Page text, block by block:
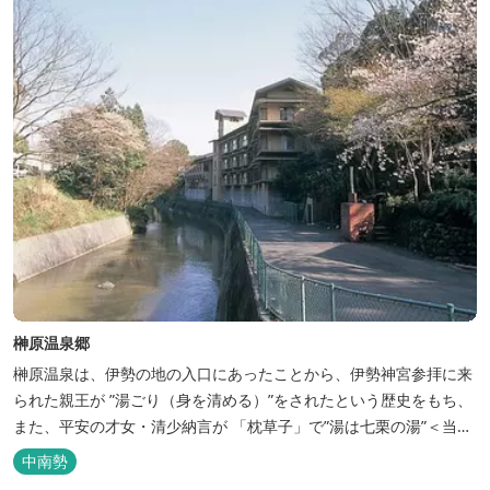
榊原温泉郷
榊原温泉は、伊勢の地の入口にあったことから、伊勢神宮参拝に来
られた親王が ”湯ごり（身を清める）”をされたという歴史をもち、
また、平安の才女・清少納言が 「枕草子」で”湯は七栗の湯”＜当時
の呼び名＞と称えており、 出雲の神を温泉の守り神として祀ってい
ることもあって、恋の和歌も多く残っています。 このように、宮中
中南勢